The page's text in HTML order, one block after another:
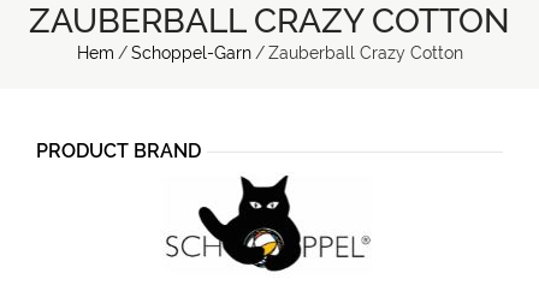
ZAUBERBALL CRAZY COTTON
Hem / Schoppel-Garn / Zauberball Crazy Cotton
PRODUCT BRAND